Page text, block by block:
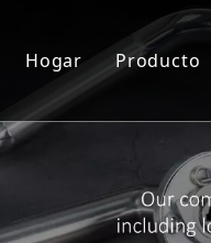
Hogar Producto
Serie